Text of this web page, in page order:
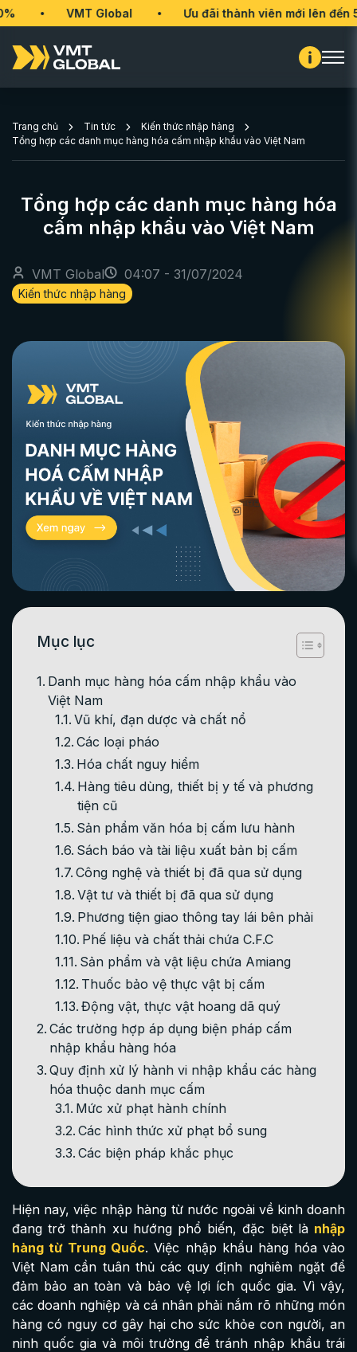
VMT Global Ưu đãi thành viên mới lên đến 50%
Trang chủ Tin tức
Kiến thức nhập hàng
Tổng hợp các danh mục hàng hóa cấm nhập khẩu vào Việt Nam
Tổng hợp các danh mục hàng hóa
cấm nhập khẩu vào Việt Nam
VMT Global 04:07 - 31/07/2024
Kiến thức nhập hàng
Mục lục
Danh mục hàng hóa cấm nhập khẩu vào
Việt Nam
Vũ khí, đạn dược và chất nổ
Các loại pháo
Hóa chất nguy hiểm
Hàng tiêu dùng, thiết bị y tế và phương
tiện cũ
Sản phẩm văn hóa bị cấm lưu hành
Sách báo và tài liệu xuất bản bị cấm
Công nghệ và thiết bị đã qua sử dụng
Vật tư và thiết bị đã qua sử dụng
Phương tiện giao thông tay lái bên phải
Phế liệu và chất thải chứa C.F.C
Sản phẩm và vật liệu chứa Amiang
Thuốc bảo vệ thực vật bị cấm
Động vật, thực vật hoang dã quý
Các trường hợp áp dụng biện pháp cấm
nhập khẩu hàng hóa
Quy định xử lý hành vi nhập khẩu các hàng
hóa thuộc danh mục cấm
Mức xử phạt hành chính
Các hình thức xử phạt bổ sung
Các biện pháp khắc phục
Hiện nay, việc nhập hàng từ nước ngoài về kinh doanh
đang trở thành xu hướng phổ biến, đặc biệt là nhập
hàng từ Trung Quốc. Việc nhập khẩu hàng hóa vào
Việt Nam cần tuân thủ các quy định nghiêm ngặt để
đảm bảo an toàn và bảo vệ lợi ích quốc gia. Vì vậy,
các doanh nghiệp và cá nhân phải nắm rõ những món
hàng có nguy cơ gây hại cho sức khỏe con người, an
ninh quốc gia và môi trường để tránh nhập khẩu trái